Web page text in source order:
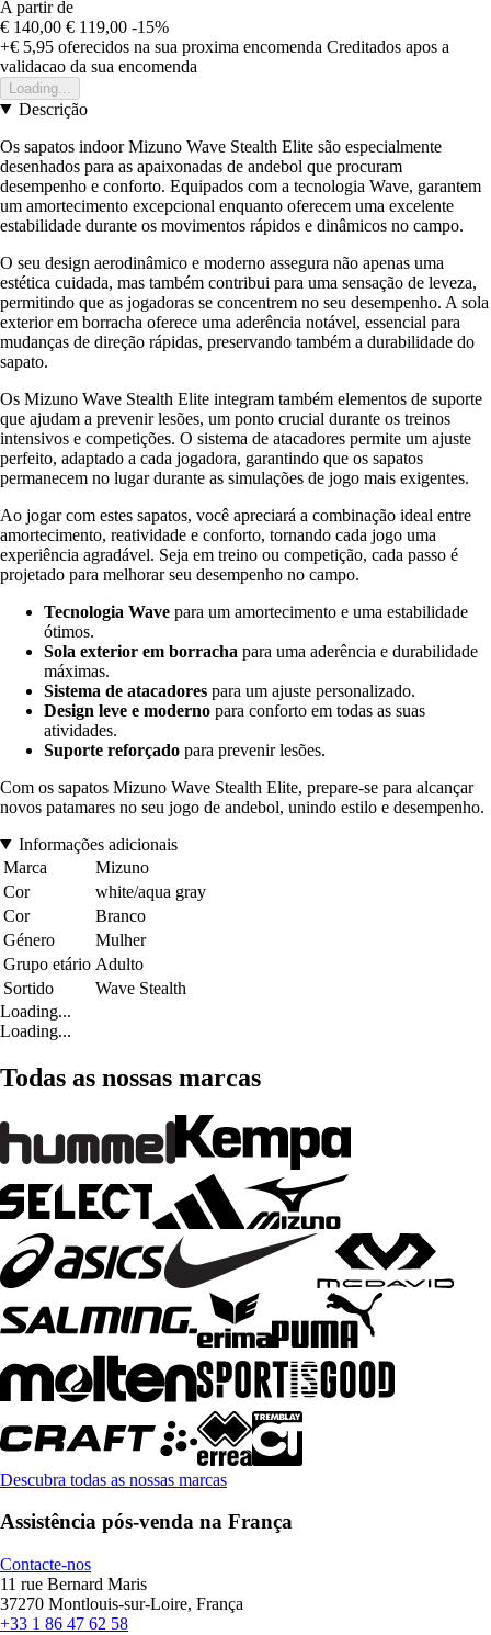
A partir de
€ 140,00 € 119,00 -15%
+€ 5,95 oferecidos na sua proxima encomenda Creditados apos a
validacao da sua encomenda
Loading...
Descrição
Os sapatos indoor Mizuno Wave Stealth Elite são especialmente
desenhados para as apaixonadas de andebol que procuram
desempenho e conforto. Equipados com a tecnologia Wave, garantem
um amortecimento excepcional enquanto oferecem uma excelente
estabilidade durante os movimentos rápidos e dinâmicos no campo.
O seu design aerodinâmico e moderno assegura não apenas uma
estética cuidada, mas também contribui para uma sensação de leveza,
permitindo que as jogadoras se concentrem no seu desempenho. A sola
exterior em borracha oferece uma aderência notável, essencial para
mudanças de direção rápidas, preservando também a durabilidade do
sapato.
Os Mizuno Wave Stealth Elite integram também elementos de suporte
que ajudam a prevenir lesões, um ponto crucial durante os treinos
intensivos e competições. O sistema de atacadores permite um ajuste
perfeito, adaptado a cada jogadora, garantindo que os sapatos
permanecem no lugar durante as simulações de jogo mais exigentes.
Ao jogar com estes sapatos, você apreciará a combinação ideal entre
amortecimento, reatividade e conforto, tornando cada jogo uma
experiência agradável. Seja em treino ou competição, cada passo é
projetado para melhorar seu desempenho no campo.
Tecnologia Wave para um amortecimento e uma estabilidade
ótimos.
Sola exterior em borracha para uma aderência e durabilidade
máximas.
Sistema de atacadores para um ajuste personalizado.
Design leve e moderno para conforto em todas as suas
atividades.
Suporte reforçado para prevenir lesões.
Com os sapatos Mizuno Wave Stealth Elite, prepare-se para alcançar
novos patamares no seu jogo de andebol, unindo estilo e desempenho.
Informações adicionais
Marca
Mizuno
Cor
white/aqua gray
Cor
Branco
Género
Mulher
Grupo etário Adulto
Sortido
Wave Stealth
Loading...
Loading...
Todas as nossas marcas
Descubra todas as nossas marcas
Assistência pós-venda na França
Contacte-nos
11 rue Bernard Maris
37270 Montlouis-sur-Loire, França
+33 1 86 47 62 58